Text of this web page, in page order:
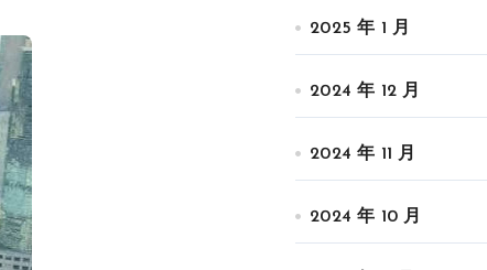
2025 年 1 月
2024 年 12 月
2024 年 11 月
2024 年 10 月